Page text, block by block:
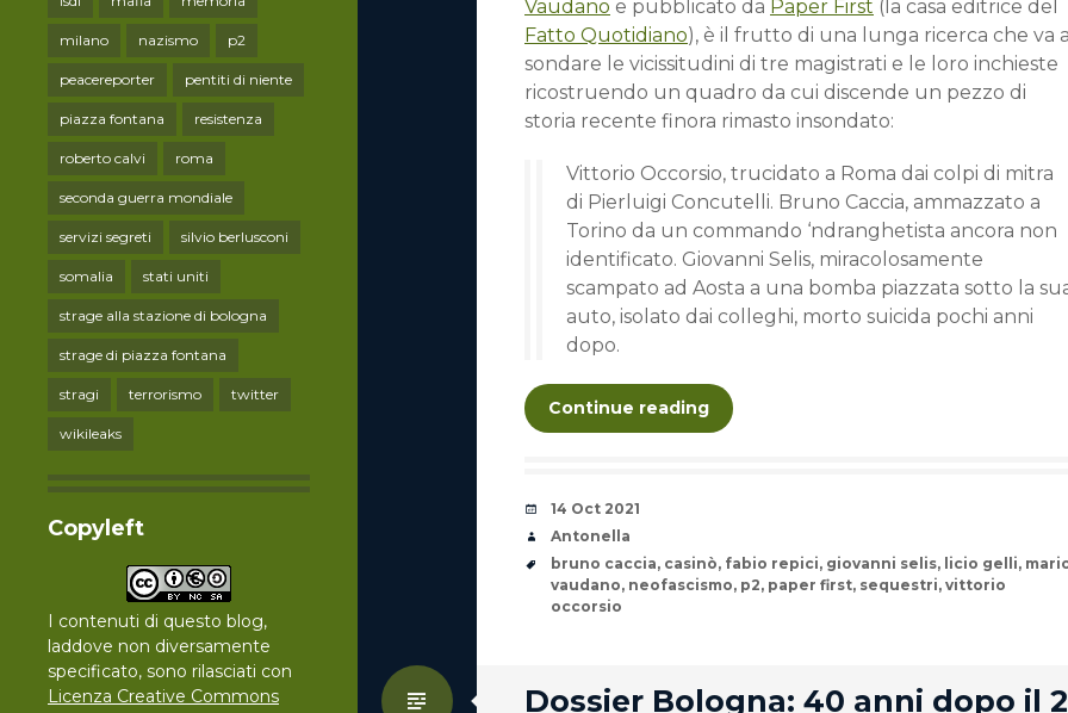
milano nazismo p2
peacereporter pentiti di niente
piazza fontana resistenza
roberto calvi roma
seconda guerra mondiale
servizi segreti silvio berlusconi
somalia stati uniti
strage alla stazione di bologna
strage di piazza fontana
stragi terrorismo twitter
wikileaks
Copyleft
I contenuti di questo blog,
laddove non diversamente
specificato, sono rilasciati con
Licenza Creative Commons
Vaudano e pubblicato da Paper First (la casa editrice del
Fatto Quotidiano), è il frutto di una lunga ricerca che va
sondare le vicissitudini di tre magistrati e le loro inchieste
ricostruendo un quadro da cui discende un pezzo di
storia recente finora rimasto insondato:
Vittorio Occorsio, trucidato a Roma dai colpi di mitra
di Pierluigi Concutelli. Bruno Caccia, ammazzato a
Torino da un commando ‘ndranghetista ancora non
identificato. Giovanni Selis, miracolosamente
scampato ad Aosta a una bomba piazzata sotto la
auto, isolato dai colleghi, morto suicida pochi anni
dopo.
Continue reading
Date
14 Oct 2021
Author
Antonella
Tags
bruno caccia, casinò, fabio repici, giovanni selis, licio gelli,
vaudano, neofascismo, p2, paper first, sequestri, vittorio
occorsio
Dossier Bologna: 40 anni dopo il 2
Standard